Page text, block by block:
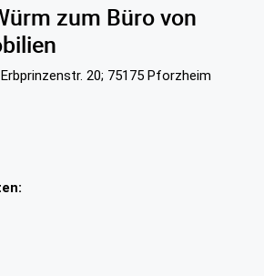
zum Büro von
20; 75175 Pforzheim